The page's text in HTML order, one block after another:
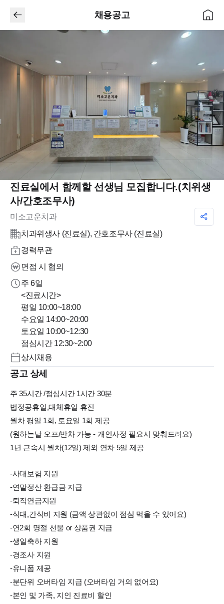
채용공고
진료실에서 함께할 선생님 모집합니다.(치위생
사/간호조무사)
미소고운치과
치과위생사 (진료실), 간호조무사 (진료실)
경력무관
면접 시 협의
주 6일
<진료시간>
평일 10:00~18:00
수요일 14:00~20:00
토요일 10:00~12:30
점심시간 12:30~2:00
상시채용
공고 상세
주 35시간 /점심시간 1시간 30분
법정공휴일,대체휴일 휴진
월차 평일 1회, 토요일 1회 제공
(원하는날 오프/반차 가능 - 개인사정 필요시 맞춰드려요)
1년 근속시 월차(12일) 제외 연차 5일 제공
-사대보험 지원
-연말정산 환급금 지급
-퇴직연금지원
-식대,간식비 지원 (금액 상관없이 점심 먹을 수 있어요)
-연2회 명절 선물 or 상품권 지급
-생일축하 지원
-경조사 지원
-유니폼 제공
-분단위 오버타임 지급 (오버타임 거의 없어요)
-본인 및 가족, 지인 진료비 할인